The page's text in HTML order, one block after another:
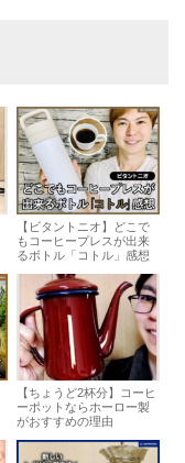
【ビタントニオ】どこで
もコーヒープレスが出来
るボトル「コトル」感想
【ちょうど2杯分】コーヒ
ーポットならホーロー製
がおすすめの理由